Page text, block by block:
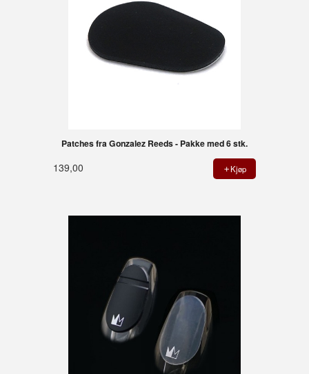
Patches fra Gonzalez Reeds - Pakke med 6 stk.
139,00 Kjøp